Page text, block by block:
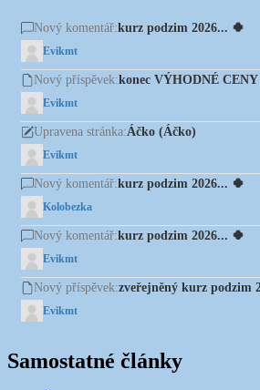
Nový komentář:kurz podzim 2026... 🍀
Evikmt
Nový příspěvek:konec VÝHODNÉ
Evikmt
Upravena stránka:Áčko (Áčko)
Evikmt
Nový komentář:kurz podzim 2026... 🍀
Kolobezka
Nový komentář:kurz podzim 2026... 🍀
Evikmt
Nový příspěvek:zveřejněný kurz podzim
Evikmt
Samostatné články